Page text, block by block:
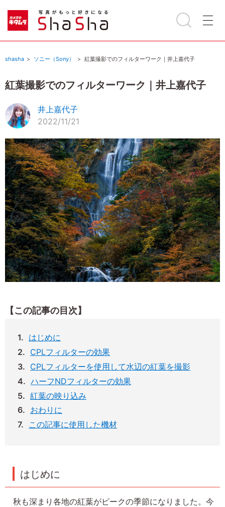
shasha ソニー（Sony） 紅葉撮影でのフィルターワーク｜井上嘉代子
紅葉撮影でのフィルターワーク｜井上嘉代子
井上嘉代子
2022/11/21
【この記事の目次】
はじめに
CPLフィルターの効果
CPLフィルターを使用して水辺の紅葉を撮影
ハーフNDフィルターの効果
紅葉の映り込み
おわりに
この記事に使用した機材
はじめに
秋も深まり各地の紅葉がピークの季節になりました。今